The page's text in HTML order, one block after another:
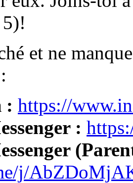
et ne
: https://
:
j/